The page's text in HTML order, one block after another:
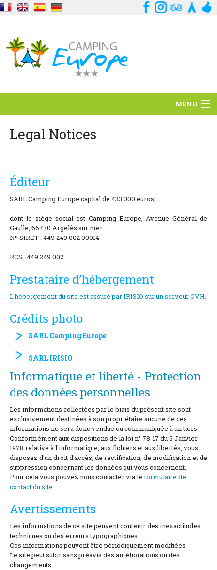
MENU
Situation
Services
Contact
Location and access
Contact form
Documentation
News
Plot and rates
Room per night and rates
Legal Notices
Éditeur
SARL Camping Europe capital de 433.000 euros,
dont le siège social est Camping Europe, Avenue Général de
Gaulle, 66770 Argelès sur mer.
Nº SIRET : 449 249 002 00014
RCS : 449 249 002
Prestataire d’hébergement
L'hébergement du site est assuré par IRISIO sur un serveur OVH.
Crédits photo
SARL Camping Europe
SARL IRISIO
Informatique et liberté - Protection
des données personnelles
Les informations collectées par le biais du présent site sont
exclusivement destinées à son propriétaire aucune de ces
informations ne sera donc vendue ou communiquée à un tiers.
Conformément aux dispositions de la loi n° 78-17 du 6 Janvier
1978 relative à l'informatique, aux fichiers et aux libertés, vous
disposez d'un droit d'accès, de rectification, de modification et de
suppression concernant les données qui vous concernent.
Pour cela vous pouvez nous contacter via le formulaire de
contact du site.
Avertissements
Les informations de ce site peuvent contenir des inexactitudes
techniques ou des erreurs typographiques.
Ces informations peuvent être périodiquement modifiées.
Le site peut subir sans préavis des améliorations ou des
changements.